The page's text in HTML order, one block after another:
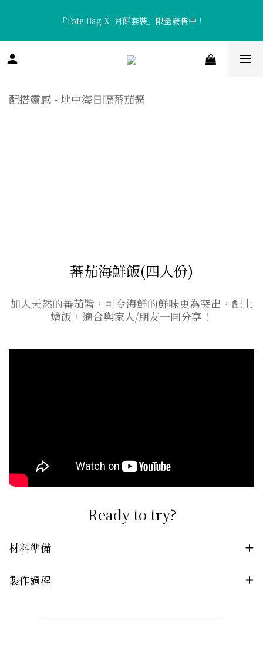
「Tote Bag X  月餅套裝」限量發售中！
「Tote Bag X  月餅套裝」限量發售中！
香濃醇厚「流心咖啡月餅」及清新口感「流心熱情果月餅」全新矚
「Tote Bag X  月餅套裝」限量發售中！
配搭靈感 - 地中海日曬蕃茄醬
蕃茄海鮮飯(四人份)
加入天然的蕃茄醬，可令海鮮的鮮味更為突出，配上
燴飯，適合與家人/朋友一同分享！
Ready to try?
材料準備
製作過程